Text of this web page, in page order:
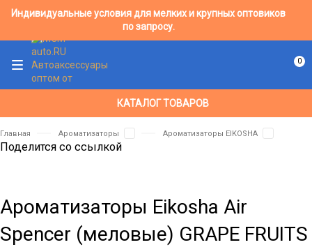
Индивидуальные условия для мелких и крупных оптовиков
по запросу.
КАТАЛОГ ТОВАРОВ
0
Главная Ароматизаторы Ароматизаторы EIKOSHA
Поделится со ссылкой
Ароматизаторы Eikosha Air
Spencer (меловые) GRAPE FRUITS